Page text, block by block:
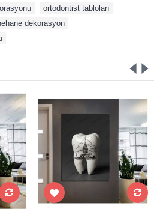
ortodontist tabloları
dekorasyon